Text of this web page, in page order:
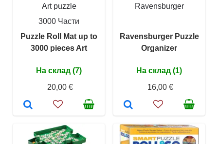
Art puzzle
3000 Части
Puzzle Roll Mat up to
3000 pieces Art
На склад (7)
20,00 €
Ravensburger
Ravensburger Puzzle
Organizer
На склад (1)
16,00 €